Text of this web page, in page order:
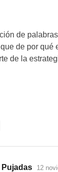
de
de por qué
de la
Pujadas dice:
12